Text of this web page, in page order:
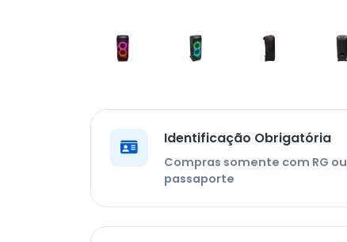
Identificação Obrigatória
Compras somente com RG ou
passaporte